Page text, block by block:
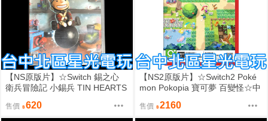
【NS原版片】☆Switch 錫之心
衛兵冒險記 小錫兵 TIN HEARTS
玩】
售價 620
【NS2原版片】☆Switch2 Poké
mon Pokopia 寶可夢 百變怪☆中
售價 2160